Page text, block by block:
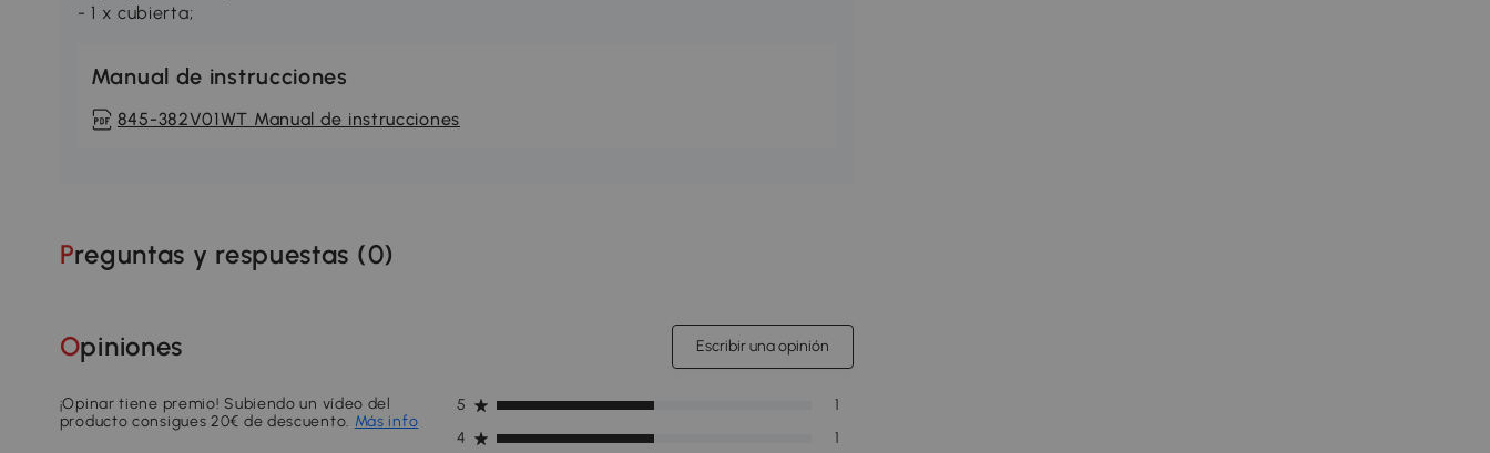
- 1 x cubierta;
Manual de instrucciones
845-382V01WT Manual de instrucciones
Preguntas y respuestas (0)
Opiniones Escribir una opinión
¡Opinar tiene premio! Subiendo un vídeo del
producto consigues 20€ de descuento. Más info
4 1
5 1